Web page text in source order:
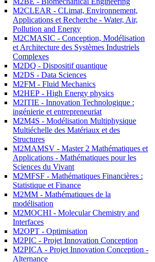
M2CLEAR - CLimat, Environnement,
Applications et Recherche - Water, Air,
Pollution and Energy
M2CMASIC - Conception, Modélisation
et Architecture des Systèmes Industriels
Complexes
M2DQ - Dispositif quantique
M2DS - Data Sciences
M2FM - Fluid Mechanics
M2HEP - High Energy physics
M2ITIE - Innovation Technologique :
ingénierie et entrepreneuriat
M2M4S - Modélisation Multiphysique
Multiéchelle des Matériaux et des
Structures
M2MAMSV - Master 2 Mathématiques et
Applications - Mathématiques pour les
Sciences du Vivant
M2MFSF - Mathématiques Financières :
Statistique et Finance
M2MM - Mathématiques de la
modélisation
M2MOCHI - Molecular Chemistry and
Interfaces
M2OPT - Optimisation
M2PIC - Projet Innovation Conception
M2PICA - Projet Innovation Conception -
Alternance